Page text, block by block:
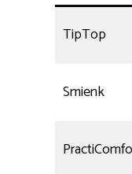
TipTop
Smienk